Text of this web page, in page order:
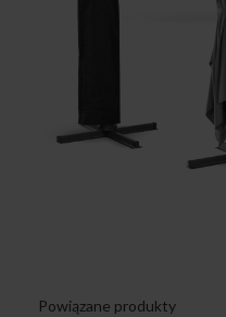
Powiązane produkty